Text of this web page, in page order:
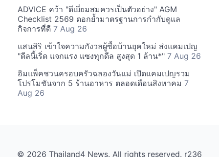
ADVICE คว้า "ดีเยี่ยมสมควรเป็นตัวอย่าง" AGM
Checklist 2569 ตอกย้ำมาตรฐานการกำกับดูแล
กิจการที่ดี 7 Aug 26
แสนสิริ เข้าใจความกังวลผู้ซื้อบ้านยุคใหม่ ส่งแคมเปญ
"ดีลนี้เริ่ด แจกแรง แซงทุกดีล สูงสุด 1 ล้าน*" 7 Aug 26
อิมแพ็คชวนครอบครัวฉลองวันแม่ เปิดแคมเปญรวม
โปรโมชันจาก 5 ร้านอาหาร ตลอดเดือนสิงหาคม 7
Aug 26
© 2026 Thailand4 News. All rights reserved. r236